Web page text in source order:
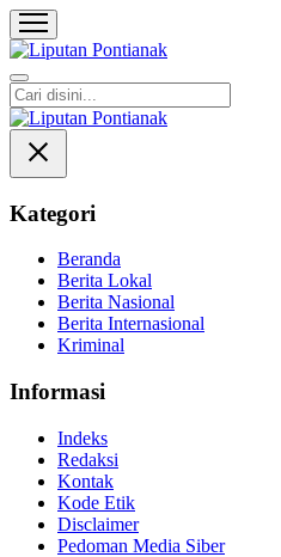
Liputan Pontianak
Berita Terkini dan TerUpdate
Kategori
Beranda
Berita Lokal
Berita Nasional
Berita Internasional
Kriminal
Informasi
Indeks
Redaksi
Kontak
Kode Etik
Disclaimer
Pedoman Media Siber